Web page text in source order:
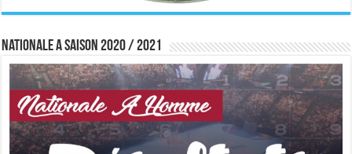
Nationale A saison 2020 / 2021